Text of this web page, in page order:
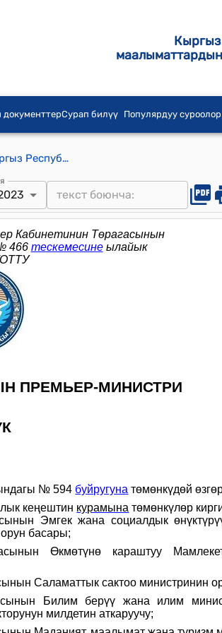
документтерСурап билүү Популярдуу суроолор
КР Премьер-министринин 2019-жылдын 28-январындагы № 30 "Кыргыз Республикасынын Премьер-министринин 2015-жылдын 14-декабрындагы № 594 буйругуна өзгөртүүлөр киргизүү жөнүндө" буйругу